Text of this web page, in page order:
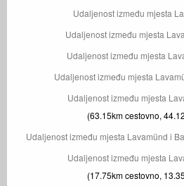
Udaljenost između mjesta
Udaljenost između mjesta
Udaljenost između mjesta
Udaljenost između mjesta
Udaljenost između mjesta
(63.15km cestovno,
Udaljenost između mjesta Lavamünd i
Udaljenost između mjesta
(17.75km cestovno,